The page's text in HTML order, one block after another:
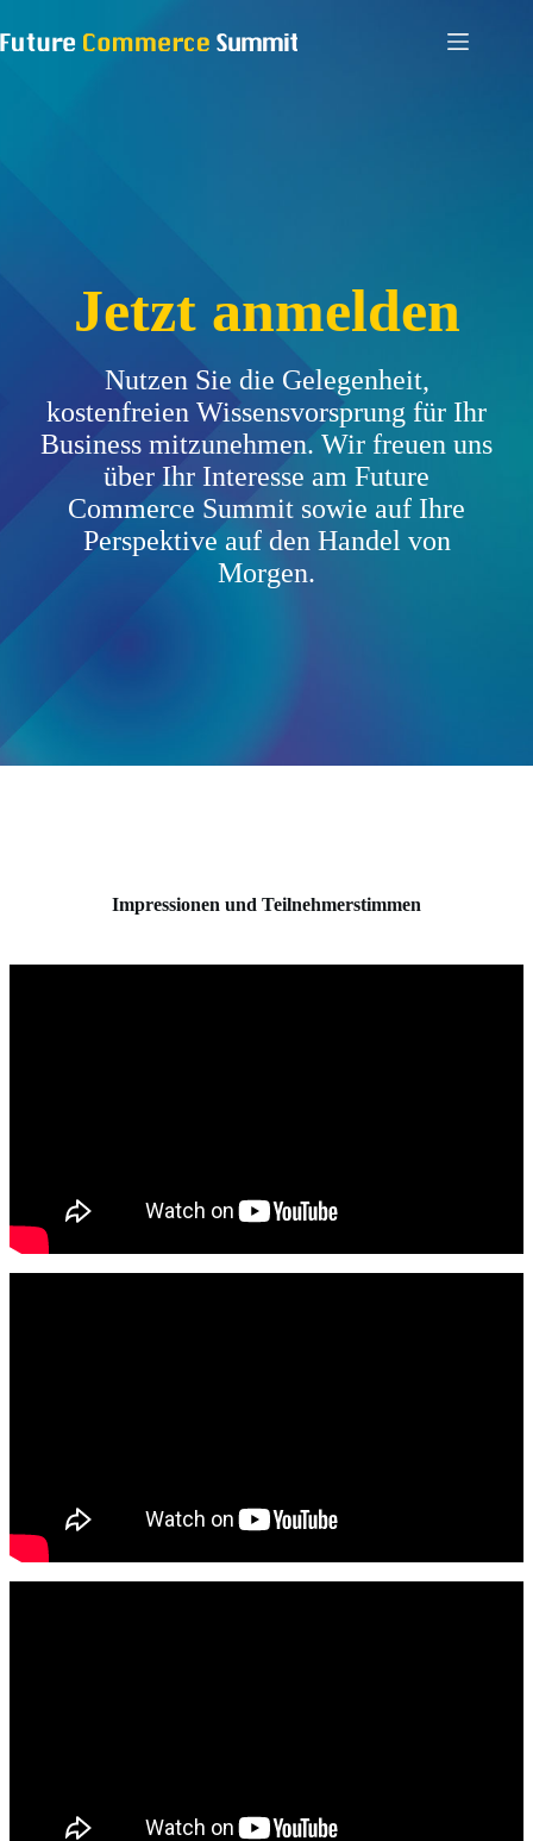
Inhalt
springen
Jetzt anmelden
Nutzen Sie die Gelegenheit,
kostenfreien Wissensvorsprung für Ihr
Business mitzunehmen. Wir freuen uns
über Ihr Interesse am Future
Commerce Summit sowie auf Ihre
Perspektive auf den Handel von
Morgen.
Impressionen und Teilnehmerstimmen